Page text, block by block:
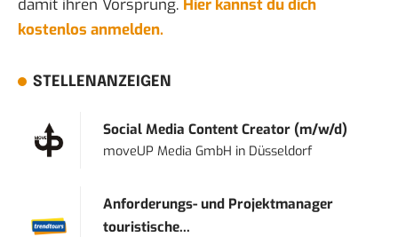
damit ihren Vorsprung. Hier kannst du dich
kostenlos anmelden.
STELLENANZEIGEN
Social Media Content Creator (m/w/d)
moveUP Media GmbH in Düsseldorf
Anforderungs- und Projektmanager
touristische...